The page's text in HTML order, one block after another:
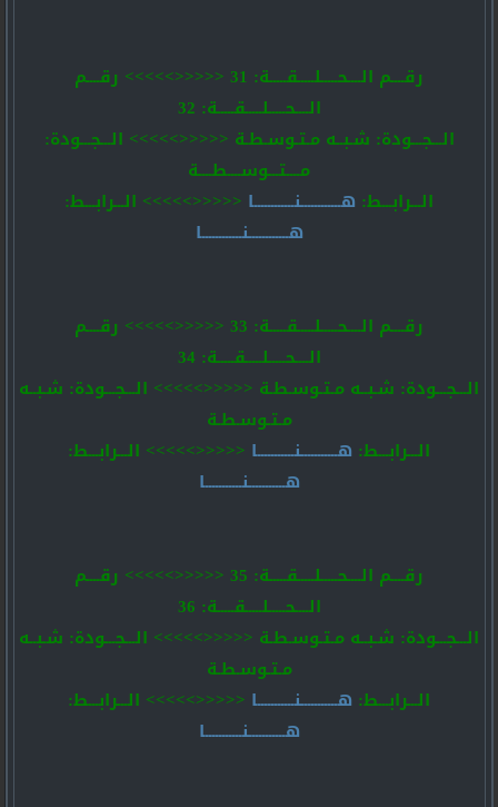
رقــــم الــــحـــــلـــــقـــــة: 31 <<<<<>>>>> رقــــم
الــــحـــــلـــــقـــــة: 32
الـــجـــودة: شـبــه مـتـوسـطـة <<<<<>>>>> الـــجـــودة:
مــــتـــوســــطــــة
الـــرابـــط: هــــــــــــنــــــــــــا <<<<<>>>>> الـــرابـــط:
هــــــــــــنــــــــــــا
رقــــم الــــحـــــلـــــقـــــة: 33 <<<<<>>>>> رقــــم
الــــحـــــلـــــقـــــة: 34
الـــجـــودة: شـبــه مـتـوسـطـة <<<<<>>>>> الـــجـــودة: شـبــه
مـتـوسـطـة
الـــرابـــط: هـــــــــــنـــــــــــا <<<<<>>>>> الـــرابـــط:
هـــــــــــنـــــــــــا
رقــــم الــــحـــــلـــــقـــــة: 35 <<<<<>>>>> رقــــم
الــــحـــــلـــــقـــــة: 36
الـــجـــودة: شـبــه مـتـوسـطـة <<<<<>>>>> الـــجـــودة: شـبــه
مـتـوسـطـة
الـــرابـــط: هـــــــــــنـــــــــــا <<<<<>>>>> الـــرابـــط:
هـــــــــــنـــــــــــا